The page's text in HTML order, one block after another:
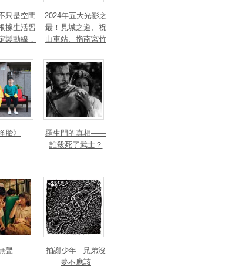
只是空間
據生活習
製動線，
步調
2024年五大光影之
最！見城之道、祝
山車站、指南宮竹
城奪台灣光環境獎
胎》
羅生門的真相——
誰殺死了武士？
聲
拍謝少年– 兄弟沒
夢不應該